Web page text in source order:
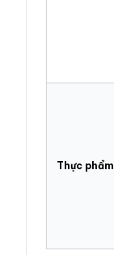
Thực phẩm